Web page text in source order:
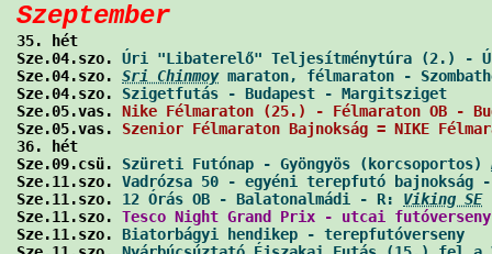
Szeptember
35. hét
Sze.04.szo. Úri "Libaterelő" Teljesítménytúra (2.) -
Sze.04.szo. Sri Chinmoy maraton, félmaraton -
Sze.04.szo. Szigetfutás - Budapest - Margitsziget
Sze.05.vas. Nike Félmaraton (25.) - Félmaraton OB -
Sze.05.vas. Szenior Félmaraton Bajnokság = NIKE
36. hét
Sze.09.csü. Szüreti Futónap - Gyöngyös (korcsoportos)
Sze.11.szo. Vadrózsa 50 - egyéni terepfutó
Sze.11.szo. 12 Órás OB - Balatonalmádi - R: Viking SE
Sze.11.szo. Tesco Night Grand Prix - utcai
Sze.11.szo. Biatorbágyi hendikep - terepfutóverseny